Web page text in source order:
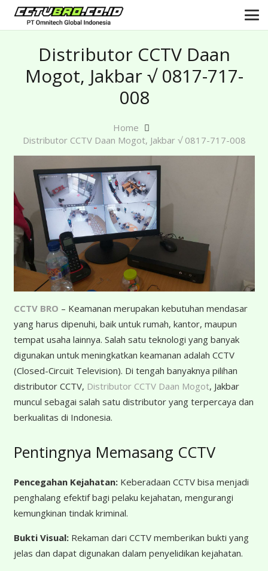
Distributor CCTV Daan
Mogot, Jakbar √ 0817-717-
008
Home
Distributor CCTV Daan Mogot, Jakbar √ 0817-717-008
CCTV BRO – Keamanan merupakan kebutuhan mendasar
yang harus dipenuhi, baik untuk rumah, kantor, maupun
tempat usaha lainnya. Salah satu teknologi yang banyak
digunakan untuk meningkatkan keamanan adalah CCTV
(Closed-Circuit Television). Di tengah banyaknya pilihan
distributor CCTV, Distributor CCTV Daan Mogot, Jakbar
muncul sebagai salah satu distributor yang terpercaya dan
berkualitas di Indonesia.
Pentingnya Memasang CCTV
Pencegahan Kejahatan:Keberadaan CCTV bisa menjadi
penghalang efektif bagi pelaku kejahatan, mengurangi
kemungkinan tindak kriminal.
Bukti Visual:Rekaman dari CCTV memberikan bukti yang
jelas dan dapat digunakan dalam penyelidikan kejahatan.